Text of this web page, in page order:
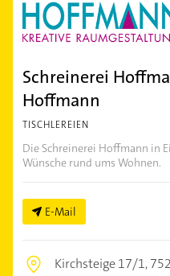
Schreinerei
Hoffmann
TISCHLEREIEN
Die Schreinerei Hoffmann in
Wünsche rund ums Wohnen.
E-Mail
Kirchsteige 17/1,